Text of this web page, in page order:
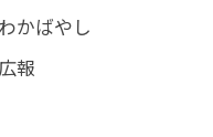
わかばやし
広報